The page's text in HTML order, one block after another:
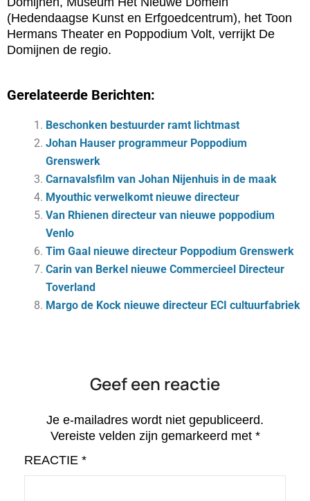
(Hedendaagse Kunst en Erfgoedcentrum), het Toon
Hermans Theater en Poppodium Volt, verrijkt De
Domijnen de regio.
Gerelateerde Berichten:
Beschonken bestuurder ramt lichtmast
Johan Hauser programmeur Poppodium
Grenswerk
Carnavalsfilm van Johan Nijenhuis in de maak
Myouthic verwelkomt nieuwe directeur
Van Rhienen directeur van nieuwe poppodium
Venlo
Tim Gaal nieuwe directeur Poppodium Grenswerk
Carin van Berkel nieuwe Commercieel Directeur
Toverland
Margo de Kock nieuwe directeur ECI cultuurfabriek
Geef een reactie
Je e-mailadres wordt niet gepubliceerd.
Vereiste velden zijn gemarkeerd met *
REACTIE *